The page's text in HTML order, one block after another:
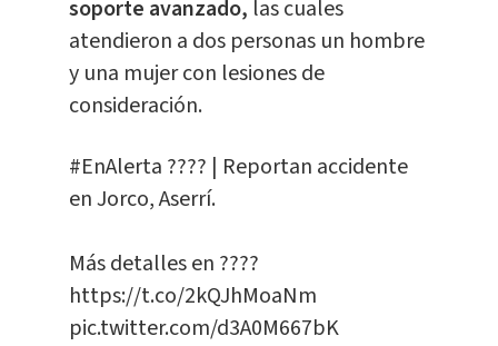
soporte avanzado, las cuales
atendieron a dos personas un hombre
y una mujer con lesiones de
consideración.
#EnAlerta ???? | Reportan accidente
en Jorco, Aserrí.
Más detalles en ????
https://t.co/2kQJhMoaNm
pic.twitter.com/d3A0M667bK